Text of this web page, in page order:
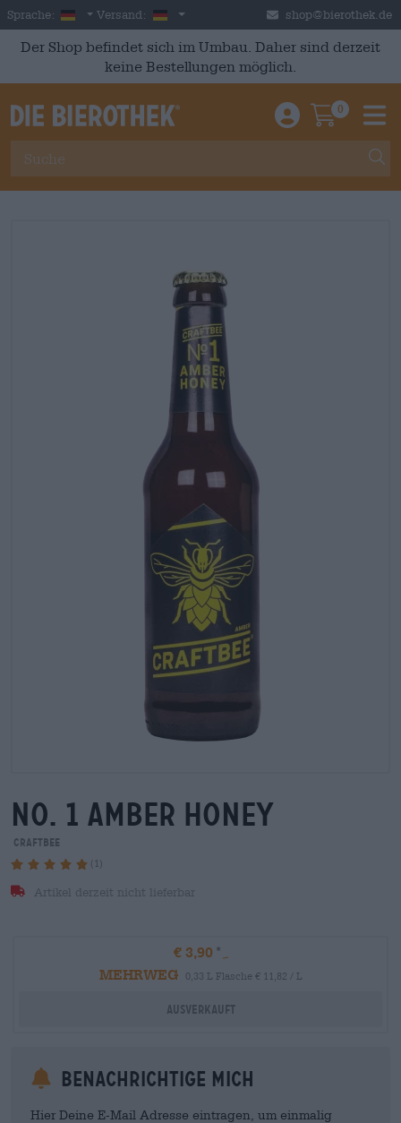
Skip to main content
Sprache: German
Versand: Deutschland shop@bierothek.de
Der Shop befindet sich im Umbau. Daher sind derzeit
keine Bestellungen möglich.
Einloggen /
0
no. 1 amber honey
craftbee
(1)
Artikel derzeit nicht lieferbar
€ 3,90
MEHRWEG
0,33 L Flasche € 11,82 / L
Ausverkauft
Benachrichtige mich
Hier Deine E-Mail Adresse eintragen, um einmalig